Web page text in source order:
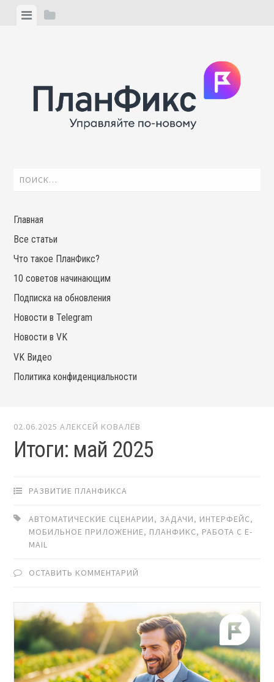
ViewView
Найти:
Главная
Все статьи
Что такое ПланФикс?
10 советов начинающим
Подписка на обновления
Новости в Telegram
Новости в VK
VK Видео
Политика конфиденциальности
02.06.2025 АЛЕКСЕЙ КОВАЛЁВ
Итоги: май 2025
РАЗВИТИЕ ПЛАНФИКСА
АВТОМАТИЧЕСКИЕ СЦЕНАРИИ, ЗАДАЧИ, ИНТЕРФЕЙС,
МОБИЛЬНОЕ ПРИЛОЖЕНИЕ, ПЛАНФИКС, РАБОТА С E-
MAIL
ОСТАВИТЬ КОММЕНТАРИЙ